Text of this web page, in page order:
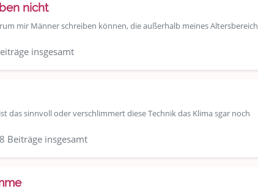
nicht
mir Männer schreiben können, die außerhalb meines Altersbereich
insgesamt
das sinnvoll oder verschlimmert diese Technik das Klima sgar noch
Beiträge insgesamt